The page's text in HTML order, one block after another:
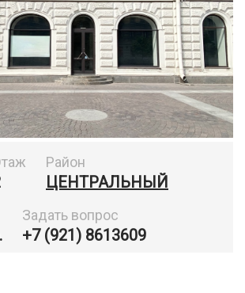
Район
ЦЕНТРАЛЬНЫЙ
Задать вопрос
+7 (921) 8613609